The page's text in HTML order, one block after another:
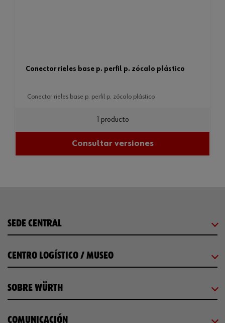
conector rieles base p. perfil p. zócalo plástico
conector rieles base p. perfil p. zócalo plástico
1 producto
Consultar versiones
SEDE CENTRAL
CENTRO LOGÍSTICO / MUSEO
SOBRE WÜRTH
COMUNICACIÓN